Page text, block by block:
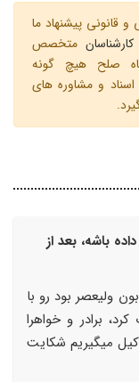
قانونی پیشنهاد ما
کارشناسانمتخصص
صلح هیچ گونه
اسناد و مشاوره های
باشه، بعد از
ولیعصر بود رو با
کرد، و سال 98 فوت کرد، برادر و خواهرا
میگیریم شکایت